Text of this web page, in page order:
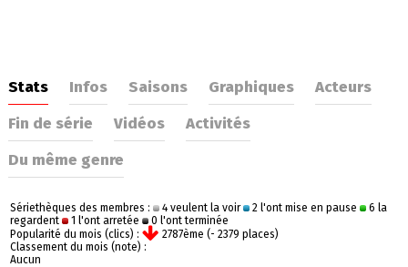
Stats Infos Saisons Graphiques
Acteurs
Fin de série
Vidéos
Activités
Du même genre
Sériethèques des membres : 4 veulent la voir 2 l'ont mise en pause
6 la
regardent
1 l'ont arretée
0 l'ont terminée
Popularité du mois (clics) :
2787ème (- 2379 places)
Classement du mois (note) :
Aucun